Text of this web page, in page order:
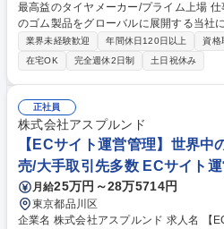
最高益のタイヤメーカー/プライム上場 仕事の内容 "ヨコハマタイヤ"など
のゴム製品をグローバルに展開する当社
ース・防舷材等、国内・海外における高
事業管理（収益の予実管理）をお任せいたします。 【詳
成、各部門/子会社へ予算計画立案指示～
業（PC/エクセル等集計スキル要） ■予
部門へ生産・売上進捗のフォロー（製造
ョン） ■収益実績の分析、見通し作成。
により収益状況を把握した上での予算差
通し作成（工場原価の把握スキル） 募集職種 【平塚】事業管理(工業資
材)/2025年過去最高益のタイヤメーカー/
業界未経験歓迎 年間休日120日以上 資格
在宅OK
完全週休2日制 土日祝休み
正社員
株式会社アスプルンド
【ECサイト運営管理】世界中
売/大手取引先多数 ECサイト
月給25万円～28万5714円
東京都品川区
企業名 株式会社アスプルンド 求人名 【ECサイト運営管理】世界中のイン